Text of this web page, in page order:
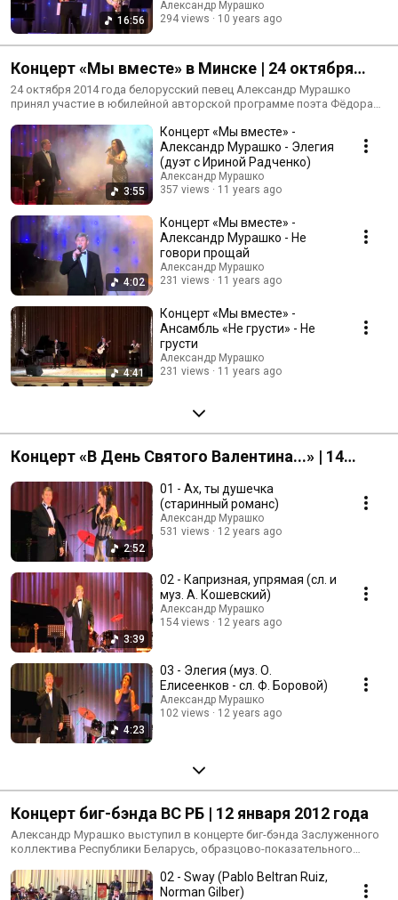
16:56
Александр Мурашко
294 views
10 years ago
Концерт «Мы вместе» в Минске | 24 октября
2014 года
24 октября 2014 года белорусский певец Александр Мурашко
принял участие в юбилейной авторской программе поэта Фёдора
автомобильного транспорта.
3:55
Концерт «Мы вместе» -
Александр Мурашко - Элегия
(дуэт с Ириной Радченко)
Александр Мурашко
357 views
11 years ago
4:02
Концерт «Мы вместе» -
Александр Мурашко - Не
говори прощай
Александр Мурашко
231 views
11 years ago
4:41
Концерт «Мы вместе» -
Ансамбль «Не грусти» - Не
грусти
Александр Мурашко
231 views
11 years ago
Концерт «В День Святого Валентина...» | 14
февраля 2014 года
2:52
01 - Ах, ты душечка
(старинный романс)
Александр Мурашко
531 views
12 years ago
3:39
02 - Капризная, упрямая (сл. и
муз. А. Кошевский)
Александр Мурашко
154 views
12 years ago
4:23
03 - Элегия (муз. О.
Елисеенков - сл. Ф. Боровой)
Александр Мурашко
102 views
12 years ago
Концерт биг-бэнда ВС РБ | 12 января 2012 года
Александр Мурашко выступил в концерте биг-бэнда Заслуженного
коллектива Республики Беларусь, образцово-показательного
02 - Sway (Pablo Beltran Ruiz,
Norman Gilber)